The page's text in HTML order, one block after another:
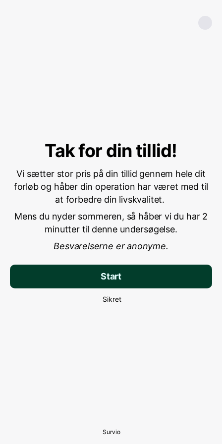
Tak for din tillid!
Vi sætter stor pris på din tillid gennem hele dit
forløb og håber din operation har været med til
at forbedre din livskvalitet.
Mens du nyder sommeren, så håber vi du har 2
minutter til denne undersøgelse.
Besvarelserne er anonyme.
Start
Sikret
Survio